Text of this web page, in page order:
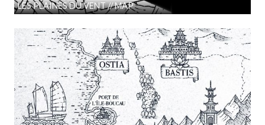
LES PLAINES DU VENT // MAP